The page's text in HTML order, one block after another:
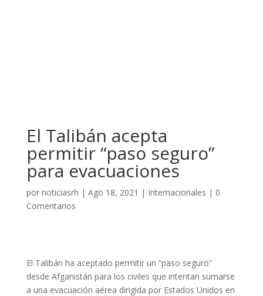
El Talibán acepta
permitir “paso seguro”
para evacuaciones
por noticiasrh | Ago 18, 2021 | Internacionales | 0
Comentarios
El Talibán ha aceptado permitir un “paso seguro”
desde Afganistán para los civiles que intentan sumarse
a una evacuación aérea dirigida por Estados Unidos en